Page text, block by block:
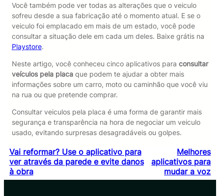
Você também pode ver todas as alterações que o veiculo
sofreu desde a sua fabricação até o momento atual. E se o
veiculo foi emplacado em mais de um estado, você pode
consultar a situação dele em cada um deles. Baixe grátis na
Playstore.
Neste artigo, você conheceu cinco aplicativos para consultar
veículos pela placaque podem te ajudar a obter mais
informações sobre um carro, moto ou caminhão que você viu
na rua ou que pretende comprar.
Consultar veiculos pela placa é uma forma de garantir mais
segurança e transparência na hora de negociar um veiculo
usado, evitando surpresas desagradáveis ou golpes.
Vai reformar? Use o aplicativo para
ver através da parede e evite danos
à obra
Melhores
aplicativos para
mudar a voz